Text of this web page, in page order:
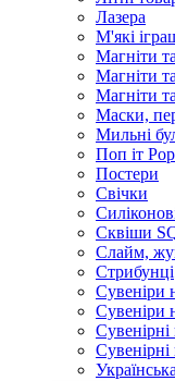
Лазера
М'які
Магніти
Магніти
Магніти
Маски,
Мильні
Поп іт
Постери
Свічки
Сквіши
Слайм,
Стрибунці
Сувеніри
Сувеніри
Сувенірні